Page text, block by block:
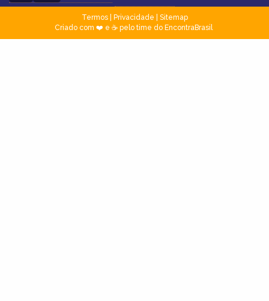
Termos| Privacidade
Sitemap
Criado com ❤️ e ☕ pelo time do EncontraBrasil